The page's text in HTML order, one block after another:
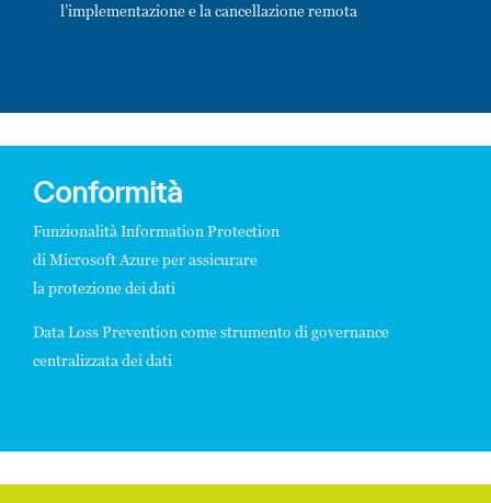
l’implementazione e la cancellazione remota
Conformità
Funzionalità Information Protection
di Microsoft Azure per assicurare
la protezione dei dati
Data Loss Prevention come strumento di governance
centralizzata dei dati